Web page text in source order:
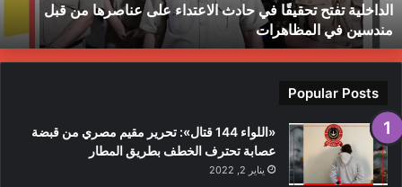
من
قبل
مندسين
في
المظاهرات
الداخلية تفتح تحقيقًا في حادث الاعتداء على عناصرها من قبل
مندسين في المظاهرات
Popular Posts
«اللواء 144 قتال»: تحرير مقيم مصري من قبضة
عصابة تحترف الخطف بطريق المطار
يناير 2, 2022